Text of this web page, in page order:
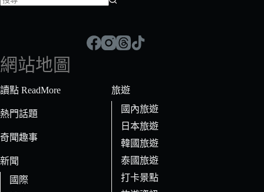
符
合
條
的
果
網站地圖
讀點 ReadMore
熱門話題
奇聞趣事
新聞
國際
旅遊
國內旅遊
日本旅遊
韓國旅遊
泰國旅遊
打卡景點